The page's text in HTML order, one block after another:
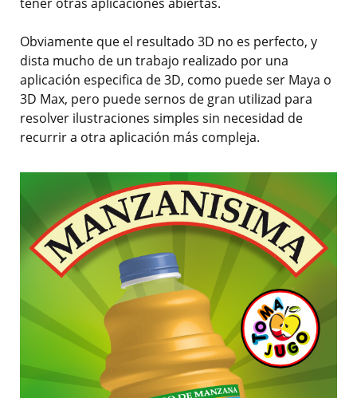
Obviamente que el resultado 3D no es perfecto, y
dista mucho de un trabajo realizado por una
aplicación especifica de 3D, como puede ser Maya o
3D Max, pero puede sernos de gran utilizad para
resolver ilustraciones simples sin necesidad de
recurrir a otra aplicación más compleja.